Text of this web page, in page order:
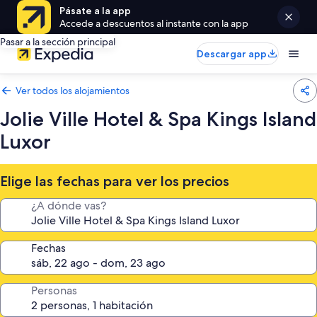
Pásate a la app
Accede a descuentos al instante con la app
Pasar a la sección principal
Descargar app
Ver todos los alojamientos
Jolie Ville Hotel & Spa Kings Island
Luxor
Elige las fechas para ver los precios
¿A dónde vas?
Fechas
Personas